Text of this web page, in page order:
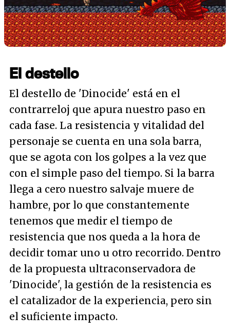
El destello
El destello de 'Dinocide' está en el
contrarreloj que apura nuestro paso en
cada fase. La resistencia y vitalidad del
personaje se cuenta en una sola barra,
que se agota con los golpes a la vez que
con el simple paso del tiempo. Si la barra
llega a cero nuestro salvaje muere de
hambre, por lo que constantemente
tenemos que medir el tiempo de
resistencia que nos queda a la hora de
decidir tomar uno u otro recorrido. Dentro
de la propuesta ultraconservadora de
'Dinocide', la gestión de la resistencia es
el catalizador de la experiencia, pero sin
el suficiente impacto.